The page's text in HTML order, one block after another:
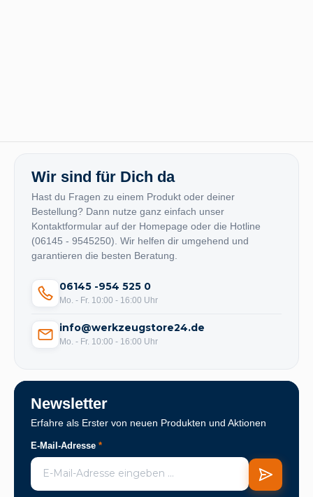
Wir sind für Dich da
Hast du Fragen zu einem Produkt oder deiner
Bestellung? Dann nutze ganz einfach unser
Kontaktformular auf der Homepage oder die Hotline
(06145 - 9545250). Wir helfen dir umgehend und
garantieren die besten Beratung.
06145 -954 525 0
Mo. - Fr. 10:00 - 16:00 Uhr
info@werkzeugstore24.de
Mo. - Fr. 10:00 - 16:00 Uhr
Newsletter
Erfahre als Erster von neuen Produkten und Aktionen
E-Mail-Adresse *